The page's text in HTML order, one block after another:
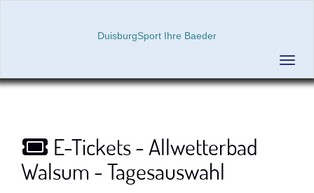
DuisburgSport Ihre Baeder
Menü
E-Tickets - Allwetterbad
Walsum - Tagesauswahl